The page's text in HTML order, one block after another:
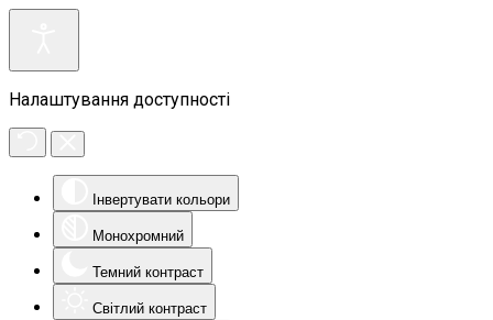
Налаштування доступності
Інвертувати кольори
Монохромний
Темний контраст
Світлий контраст